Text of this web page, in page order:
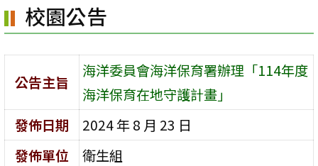
容
區
校園公告
公告主旨
海洋委員會海洋保育署辦理「114年度
海洋保育在地守護計畫」
發佈日期
2024 年 8 月 23 日
發佈單位
衛生組